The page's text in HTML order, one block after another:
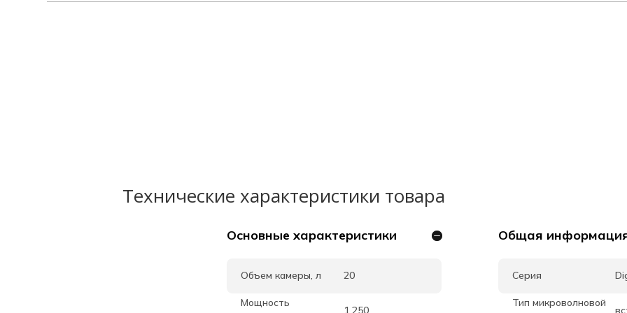
Технические характеристики товара
Основные характеристики
Объем камеры, л 20
Мощность
1 250
Общая
Серия
Тип микроволновой